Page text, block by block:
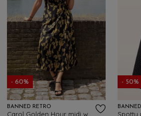
- 60%
BANNED RETRO
- 50%